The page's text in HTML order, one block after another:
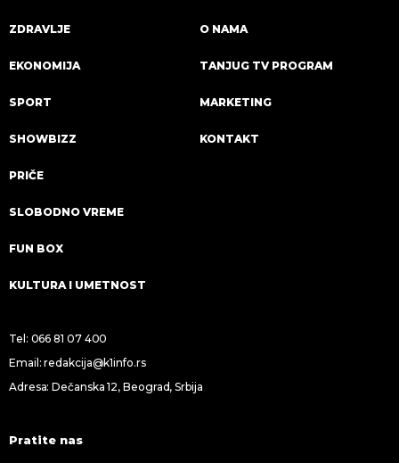
ZDRAVLJE
EKONOMIJA
SPORT
SHOWBIZZ
PRIČE
SLOBODNO VREME
FUN BOX
KULTURA I UMETNOST
O NAMA
TANJUG TV PROGRAM
MARKETING
KONTAKT
Tel: 066 81 07 400
Email:redakcija@k1info.rs
Adresa: Dečanska 12, Beograd, Srbija
Pratite nas